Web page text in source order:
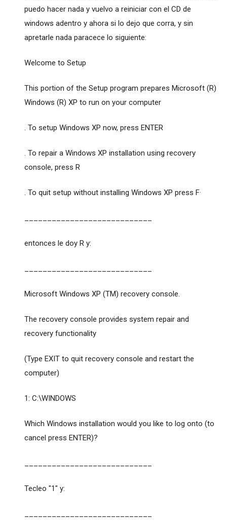
puedo hacer nada y vuelvo a reiniciar con el CD de
windows adentro y ahora si lo dejo que corra, y sin
apretarle nada paracece lo siguiente:
Welcome to Setup
This portion of the Setup program prepares Microsoft (R)
Windows (R) XP to run on your computer
. To setup Windows XP now, press ENTER
. To repair a Windows XP installation using recovery
console, press R
. To quit setup without installing Windows XP press F·
entonces le doy R y:
Microsoft Windows XP (TM) recovery console.
The recovery console provides system repair and
recovery functionality
(Type EXIT to quit recovery console and restart the
computer)
1: C:\WINDOWS
Which Windows installation would you like to log onto (to
cancel press ENTER)?
Tecleo "1" y: